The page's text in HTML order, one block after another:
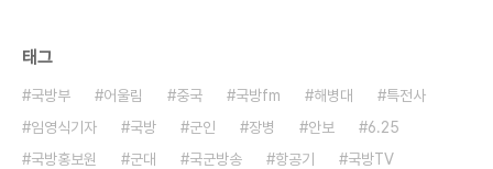
태그
국방부 어울림 중국 국방fm 해병대
특전사
임영식기자
국방 군인 장병 안보
6.25
국방홍보원
군대 국군방송 항공기
국방TV